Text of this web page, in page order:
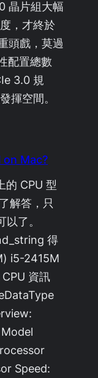
晶片組大幅
，才終於
頭戲，莫過
配置總數
3.0 規
揮空間。
Mac?
的 CPU 型
解答，只
了。
得
i5-2415M
資訊
Speed: